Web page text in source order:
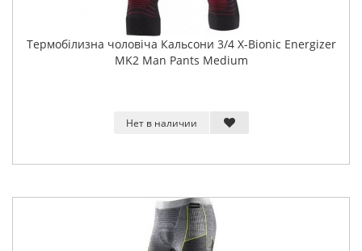
Термобілизна чоловіча Кальсони 3/4 X-Bionic Energizer
MK2 Man Pants Medium
Нет в наличии